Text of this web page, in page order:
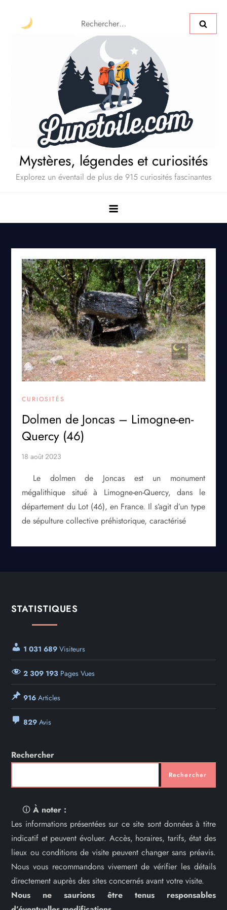
Mystères, légendes et curiosités
Explorez un éventail de plus de 915 curiosités fascinantes
CURIOSITÉS
Dolmen de Joncas – Limogne-en-
Quercy (46)
Le dolmen de Joncas est un monument
mégalithique situé à Limogne-en-Quercy, dans le
département du Lot (46), en France. Il s’agit d’un type
de sépulture collective préhistorique, caractérisé
STATISTIQUES
1 031 689 Visiteurs
2 309 193 Pages Vues
916 Articles
829 Avis
Rechercher
Rechercher
🛈À noter :
Les informations présentées sur ce site sont données à titre
indicatif et peuvent évoluer. Accès, horaires, tarifs, état des
lieux ou conditions de visite peuvent changer sans préavis.
Nous vous recommandons vivement de vérifier les détails
directement auprès des sites concernés avant votre visite.
Nous ne saurions être tenus responsables